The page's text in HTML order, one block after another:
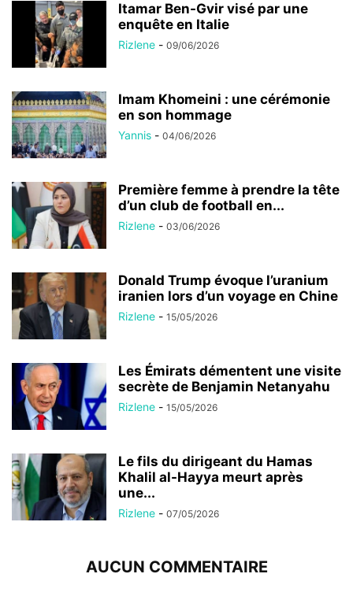
Itamar Ben-Gvir visé par une
enquête en Italie
Rizlene - 09/06/2026
Imam Khomeini : une cérémonie
en son hommage
Yannis - 04/06/2026
Première femme à prendre la tête
d’un club de football en...
Rizlene - 03/06/2026
Donald Trump évoque l’uranium
iranien lors d’un voyage en Chine
Rizlene - 15/05/2026
Les Émirats démentent une visite
secrète de Benjamin Netanyahu
Rizlene - 15/05/2026
Le fils du dirigeant du Hamas
Khalil al-Hayya meurt après
une...
Rizlene - 07/05/2026
AUCUN COMMENTAIRE